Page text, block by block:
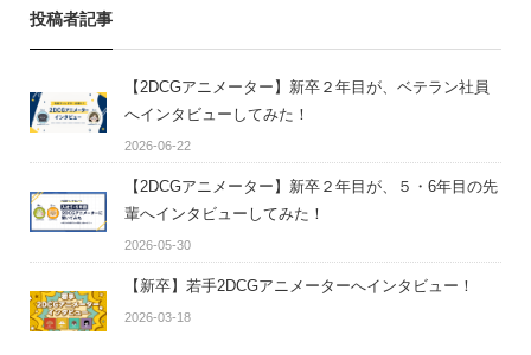
投稿者記事
【2DCGアニメーター】新卒２年目が、ベテラン社員
へインタビューしてみた！
2026-06-22
【2DCGアニメーター】新卒２年目が、５・6年目の先
輩へインタビューしてみた！
2026-05-30
【新卒】若手2DCGアニメーターへインタビュー！
2026-03-18